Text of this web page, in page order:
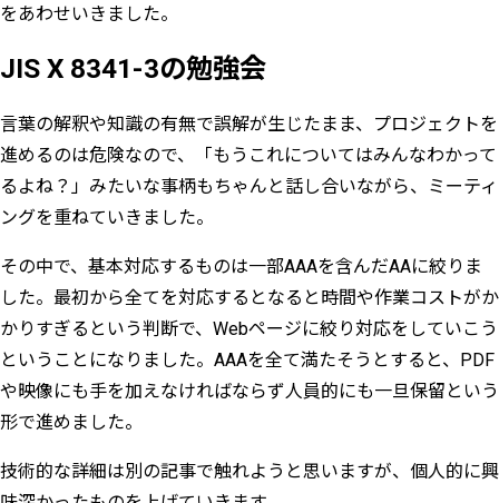
をあわせいきました。
JIS X 8341-3の勉強会
言葉の解釈や知識の有無で誤解が生じたまま、プロジェクトを
進めるのは危険なので、「もうこれについてはみんなわかって
るよね？」みたいな事柄もちゃんと話し合いながら、ミーティ
ングを重ねていきました。
その中で、基本対応するものは一部AAAを含んだAAに絞りま
した。最初から全てを対応するとなると時間や作業コストがか
かりすぎるという判断で、Webページに絞り対応をしていこう
ということになりました。AAAを全て満たそうとすると、PDF
や映像にも手を加えなければならず人員的にも一旦保留という
形で進めました。
技術的な詳細は別の記事で触れようと思いますが、個人的に興